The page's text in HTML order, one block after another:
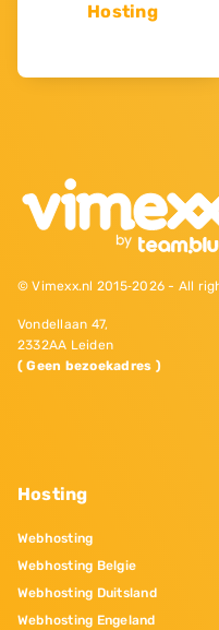
Hosting
© Vimexx.nl 2015‐2026 - All
Vondellaan 47,
2332AA Leiden
( Geen bezoekadres )
Hosting
Webhosting
Webhosting Belgie
Webhosting Duitsland
Webhosting Engeland